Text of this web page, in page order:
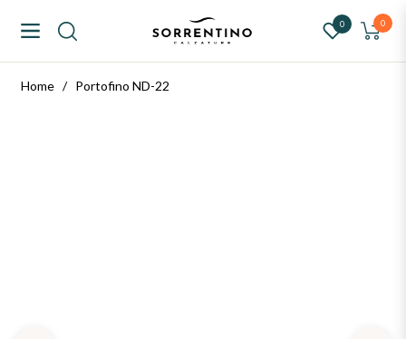
Navigation Calzature 0
Carrello
0
Home / Portofino ND-22